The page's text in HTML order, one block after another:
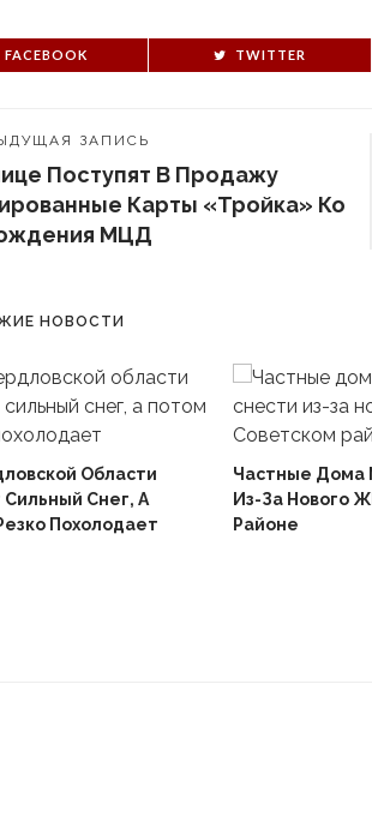
FACEBOOK TWITTER
ЗАПИСЬ
Поступят В Продажу
Карты «Тройка» Ко
МЦД
НОВОСТИ
Области
Сильный Снег, А
Похолодает
Частные Дома
Из-За Нового
Районе